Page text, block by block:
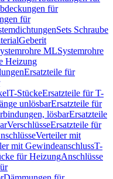
für
für
Sets Schraube
Geberit
MLSystemrohre
Heizung
Ersatzteile für
T-StückeErsatzteile für T-
unlösbarErsatzteile für
lösbarErsatzteile
VerschlüsseErsatzteile für
Verteiler mit
mit GewindeanschlussT-
für HeizungAnschlüsse